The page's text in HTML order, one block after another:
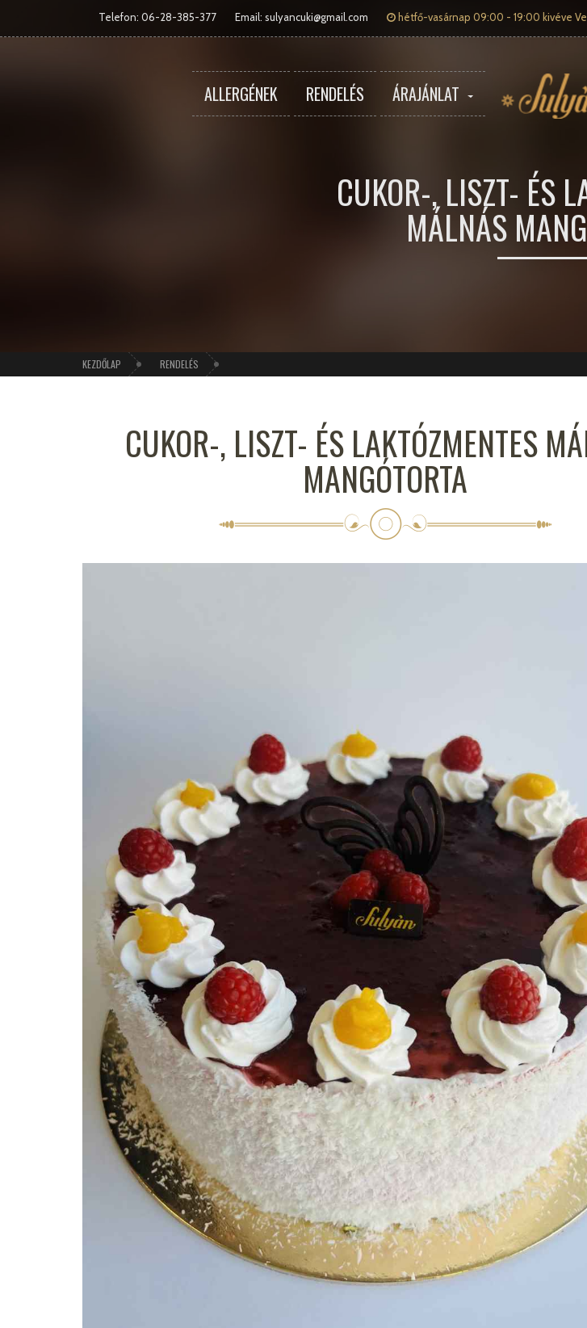
Telefon: 06-28-385-377 Email: sulyancuki@gmail.com hétfő-vasárnap 09:00 - 19:00 kivéve
ALLERGÉNEK RENDELÉS ÁRAJÁNLAT
CUKOR-, LISZT- ÉS
MÁLNÁS
KEZDŐLAP RENDELÉS
CUKOR-, LISZT- ÉS LAKTÓZMENTES
MANGÓTORTA